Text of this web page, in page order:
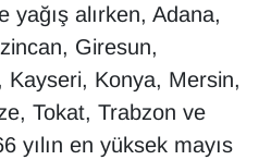
yağış alırken, Adana,
Giresun,
Konya, Mersin,
Tokat, Trabzon ve
yılın en yüksek mayıs